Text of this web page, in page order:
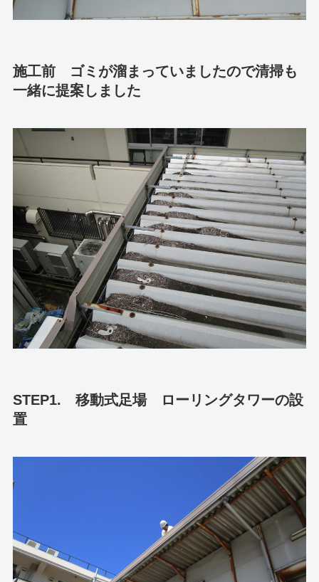
施工前 ゴミが溜まっていましたので清掃も
一緒に提案しました
STEP1. 移動式足場 ローリングタワーの設
置